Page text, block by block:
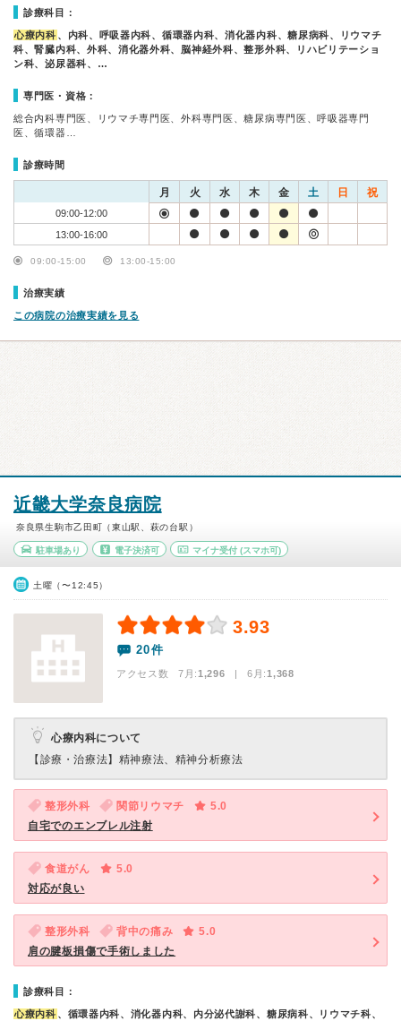
診療科目：
心療内科 、内科、呼吸器内科、循環器内科、消化器内科、糖尿病科、リウマチ
科、腎臓内科、外科、消化器外科、脳神経外科、整形外科、リハビリテーショ
ン科、泌尿器科、…
専門医・資格：
総合内科専門医、リウマチ専門医、外科専門医、糖尿病専門医、呼吸器専門
医、循環器…
診療時間
月 火 水 木 金 土 日 祝
09:00-12:00
13:00-16:00
09:00-15:00 13:00-15:00
治療実績
この病院の治療実績を見る
近畿大学奈良病院
奈良県生駒市乙田町（東山駅、萩の台駅）
駐車場あり 電子決済可 マイナ受付 (スマホ可)
土曜（〜12:45）
3.93
20件
アクセス数 7月:1,296 | 6月:1,368
心療内科について
【診療・治療法】 精神療法、精神分析療法
整形外科 関節リウマチ
5.0
自宅でのエンブレル注射
食道がん
5.0
対応が良い
整形外科 背中の痛み
5.0
肩の腱板損傷で手術しました
診療科目：
心療内科 、循環器内科、消化器内科、内分泌代謝科、糖尿病科、リウマチ科、